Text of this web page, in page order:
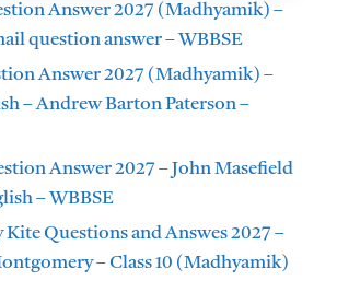
Answer 2027 (Madhyamik) –
question answer – WBBSE
Answer 2027 (Madhyamik) –
– Andrew Barton Paterson –
Answer 2027 – John Masefield
– WBBSE
Questions and Answes 2027 –
– Class 10 (Madhyamik)